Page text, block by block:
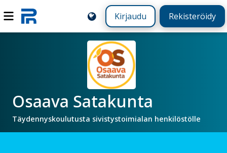
Kirjaudu Rekisteröidy
Osaava Satakunta
Täydennyskoulutusta sivistystoimialan henkilöstölle